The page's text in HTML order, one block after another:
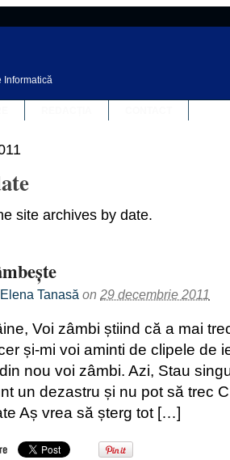
Informatică
site archives by date.
Elena Tanasă on 29 decembrie 2011
Voi zâmbi știind că a mai
și-mi voi aminti de clipele de
nou voi zâmbi. Azi, Stau
un dezastru și nu pot să trec
Aș vrea să șterg tot […]